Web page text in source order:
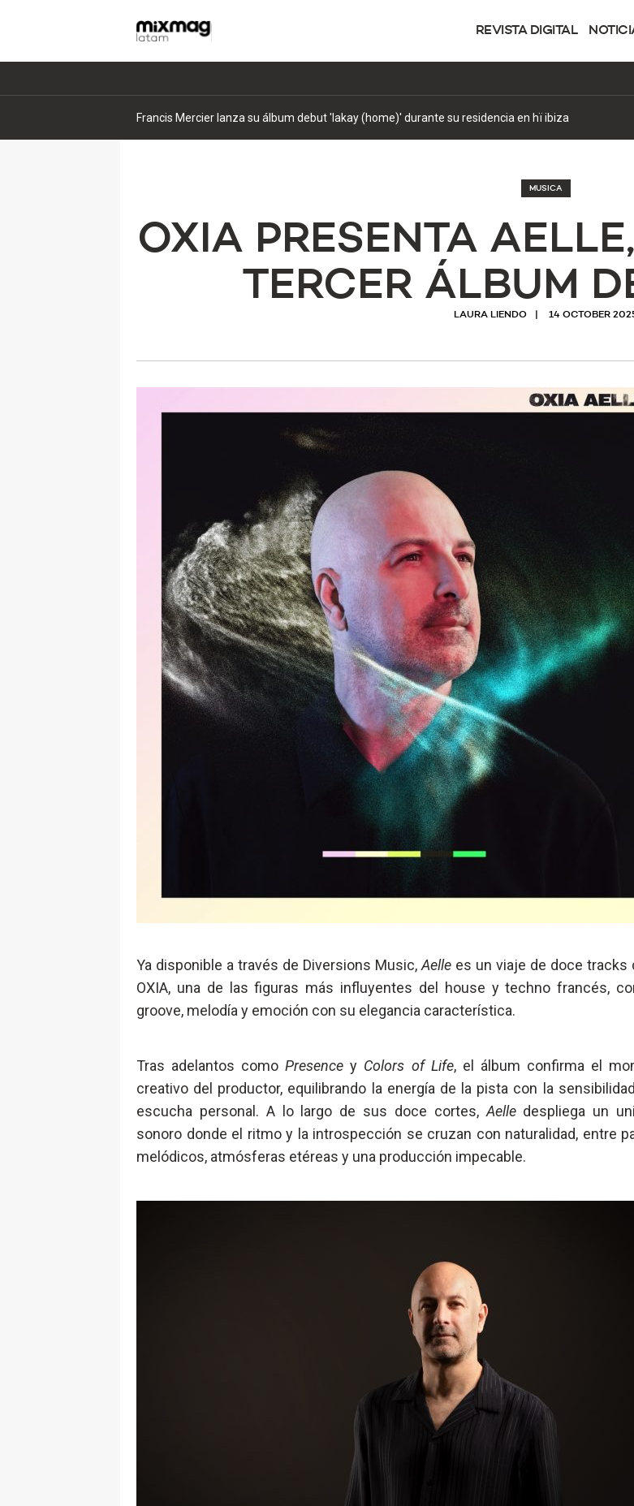
REVISTA DIGITAL
Francis Mercier lanza su álbum debut 'lakay (home)' durante su residencia en hï ibiza
MUSICA
OXIA PRESENTA
TERCER ÁLBUM
LAURA LIENDO 14 OCTOBER
Ya disponible a través de Diversions Music, Aelle es un viaje de doce tracks
OXIA, una de las figuras más influyentes del house y techno francés,
groove, melodía y emoción con su elegancia característica.
Tras adelantos comoPresence y Colors of Life, el álbum confirma el
creativo del productor, equilibrando la energía de la pista con la
escucha personal. A lo largo de sus doce cortes, Aelledespliega un
sonoro donde el ritmo y la introspección se cruzan con naturalidad, entre
melódicos, atmósferas etéreas y una producción impecable.